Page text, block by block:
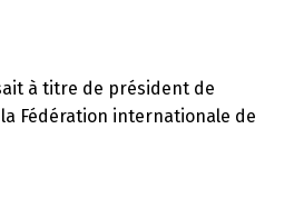
à titre de président de
Fédération internationale de